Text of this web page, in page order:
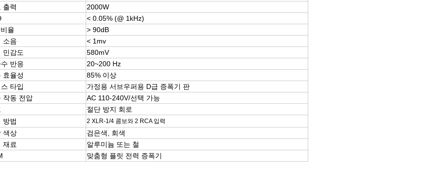
출력
2000W
< 0.05% (@ 1kHz)
율
> 90dB
소음
< 1mv
민감도
580mV
반응
20~200 Hz
효율성
85% 이상
타입
가정용 서브우퍼용 D급 증폭기 판
작동 전압
AC 110-240V/선택 가능
절단 방지 회로
방법
2 XLR-1/4 콤보와 2 RCA 입력
색상
검은색, 회색
재료
알루미늄 또는 철
맞춤형 플릿 전력 증폭기